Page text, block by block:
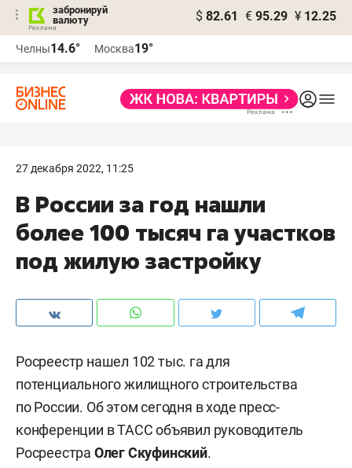
забронируй
валюту
$ 82.61 € 95.29 ¥ 12.25
Челны14.6° Москва19°
27 декабря 2022, 11:25
В России за год нашли
более 100 тысяч га участков
под жилую застройку
Росреестр нашел 102 тыс. га для
потенциального жилищного строительства
по России. Об этом сегодня в ходе пресс-
конференции в ТАСС объявил руководитель
Росреестра Олег Скуфинский.